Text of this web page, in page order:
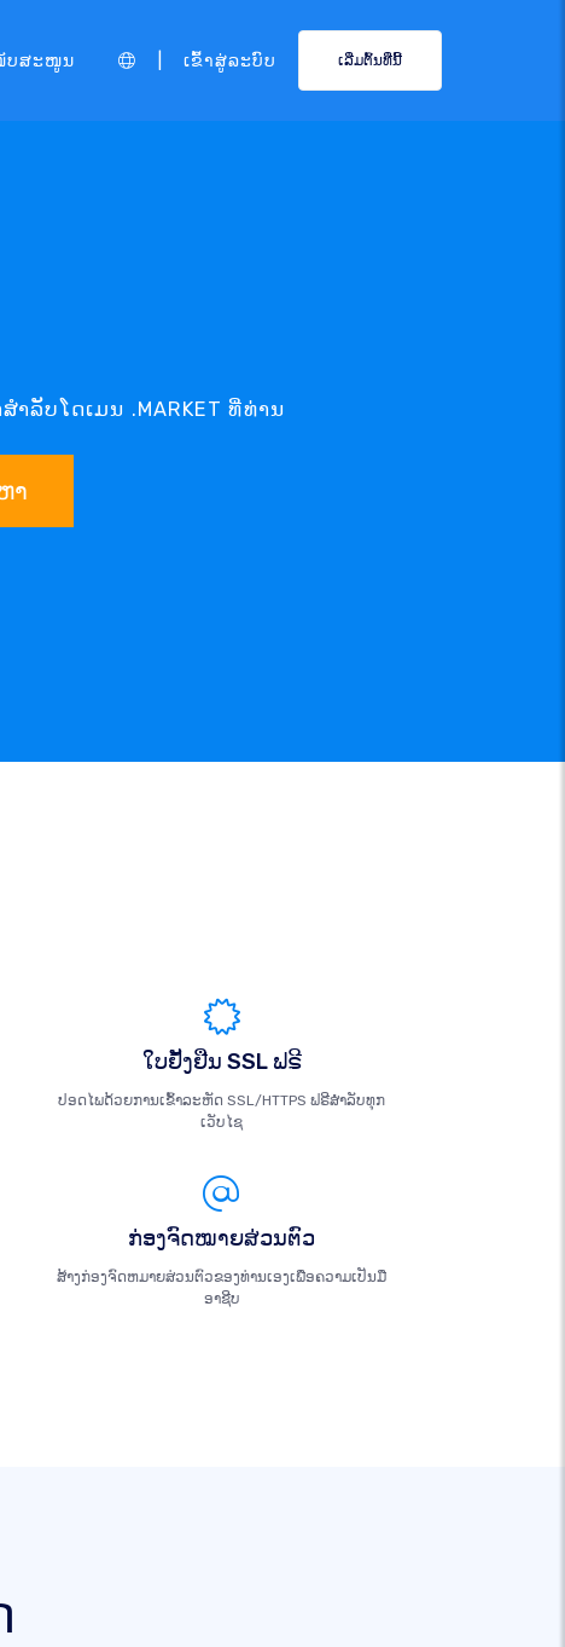
ບສະໜູນ ເຂົ້າສູ່ລະບົບ ເລີ່ມຕົ້ນທີ່ນີ້
ລັບໂດເມນ .MARKET ທີ່ທ່ານ
າ
ໃບຢັ້ງຢືນ SSL ຟຣີ
ປອດໄພດ້ວຍການເຂົ້າລະຫັດ SSL/HTTPS ຟຣີສຳລັບທຸກ
ເວັບໄຊ
ກ່ອງຈົດໝາຍສ່ວນຕົວ
ສ້າງກ່ອງຈົດຫມາຍສ່ວນຕົວຂອງທ່ານເອງເພື່ອຄວາມເປັນມື
ອາຊີບ